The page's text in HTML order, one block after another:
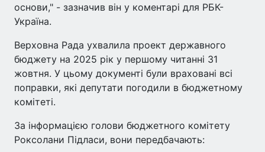
основи," - зазначив він у коментарі для РБК-
Україна.
Верховна Рада ухвалила проект державного
бюджету на 2025 рік у першому читанні 31
жовтня. У цьому документі були враховані всі
поправки, які депутати погодили в бюджетному
комітеті.
За інформацією голови бюджетного комітету
Роксолани Підласи, вони передбачають: